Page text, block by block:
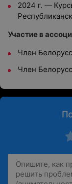
2024 г. —
Участие в
Член
Член